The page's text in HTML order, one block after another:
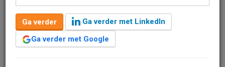
Rogier Hentenaar
24 april 2019 om 12:43
1 minuut leestijd
Reisorganisatie srprs.me gaat verhuizen naar een
Ga verder
Ga verder met LinkedIn
Ga verder met Google